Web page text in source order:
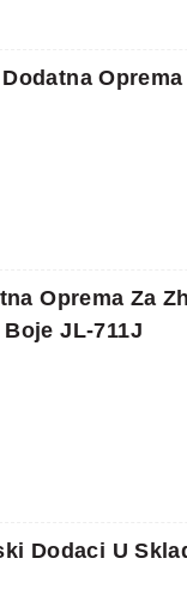
Oprema Za
JL-711J
Dodaci U